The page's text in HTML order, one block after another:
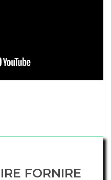
FORNIRE